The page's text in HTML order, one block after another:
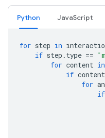
Python JavaScript
for step in
if step . type ==
for content in
if content
for
if